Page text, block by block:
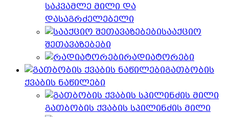
საკვამლე მილი და
დასაგრძელებელი
სააქციო
შეთავაზებები
რადიატორები
გათბობის
ქვაბის ნაწილები
გათბობის ქვაბის სპილინძის მილი